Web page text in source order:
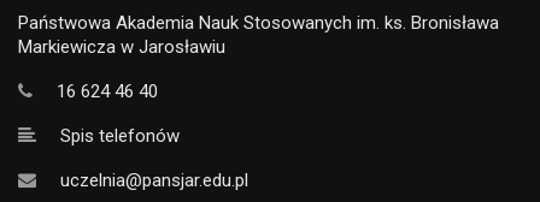
Państwowa Akademia Nauk Stosowanych im. ks. Bronisława
Markiewicza w Jarosławiu
16 624 46 40
Spis telefonów
uczelnia@pansjar.edu.pl